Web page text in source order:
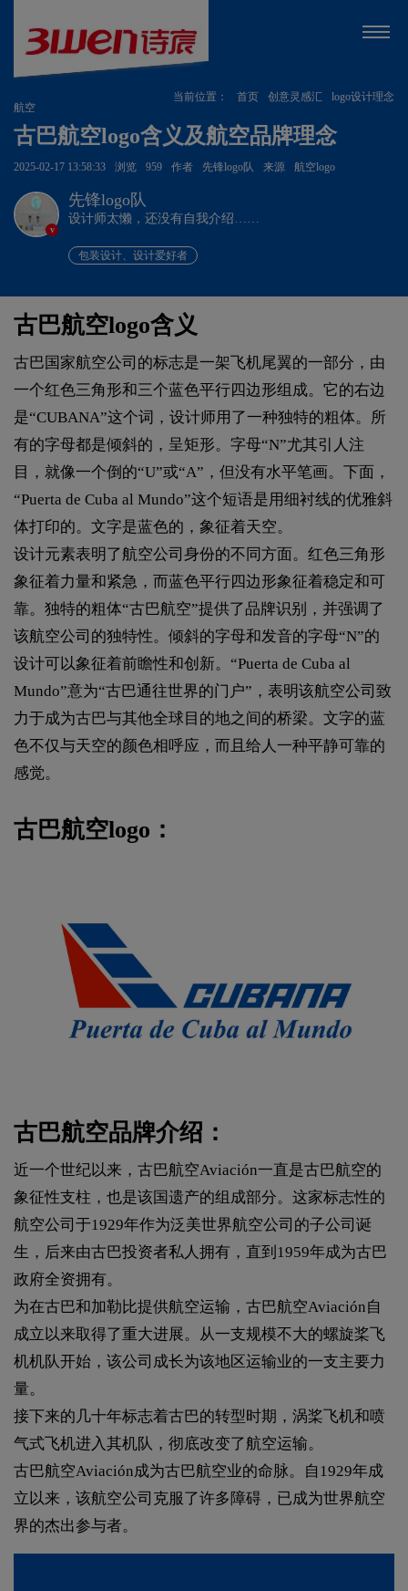
当前位置： 首页 创意灵感汇
logo设计理念
航空
古巴航空logo含义及航空品牌理念
2025-02-17 13:58:33 浏览 959 作者 先锋logo队 来源 航空logo
v
先锋logo队
设计师太懒，还没有自我介绍……
包装设计、设计爱好者
古巴航空logo含义
古巴国家航空公司的标志是一架飞机尾翼的一部分，由
一个红色三角形和三个蓝色平行四边形组成。它的右边
是“CUBANA”这个词，设计师用了一种独特的粗体。所
有的字母都是倾斜的，呈矩形。字母“N”尤其引人注
目，就像一个倒的“U”或“A”，但没有水平笔画。下面，
“Puerta de Cuba al Mundo”这个短语是用细衬线的优雅斜
体打印的。文字是蓝色的，象征着天空。
设计元素表明了航空公司身份的不同方面。红色三角形
象征着力量和紧急，而蓝色平行四边形象征着稳定和可
靠。独特的粗体“古巴航空”提供了品牌识别，并强调了
该航空公司的独特性。倾斜的字母和发音的字母“N”的
设计可以象征着前瞻性和创新。“Puerta de Cuba al
Mundo”意为“古巴通往世界的门户”，表明该航空公司致
力于成为古巴与其他全球目的地之间的桥梁。文字的蓝
色不仅与天空的颜色相呼应，而且给人一种平静可靠的
感觉。
古巴航空logo：
古巴航空品牌介绍：
近一个世纪以来，古巴航空Aviación一直是古巴航空的
象征性支柱，也是该国遗产的组成部分。这家标志性的
航空公司于1929年作为泛美世界航空公司的子公司诞
生，后来由古巴投资者私人拥有，直到1959年成为古巴
政府全资拥有。
为在古巴和加勒比提供航空运输，古巴航空Aviación自
成立以来取得了重大进展。从一支规模不大的螺旋桨飞
机机队开始，该公司成长为该地区运输业的一支主要力
量。
接下来的几十年标志着古巴的转型时期，涡桨飞机和喷
气式飞机进入其机队，彻底改变了航空运输。
古巴航空Aviación成为古巴航空业的命脉。自1929年成
立以来，该航空公司克服了许多障碍，已成为世界航空
界的杰出参与者。